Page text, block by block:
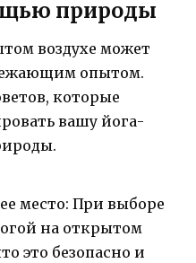
природы
воздухе может
опытом.
которые
вашу йога-
место: При выборе
на открытом
это безопасно и